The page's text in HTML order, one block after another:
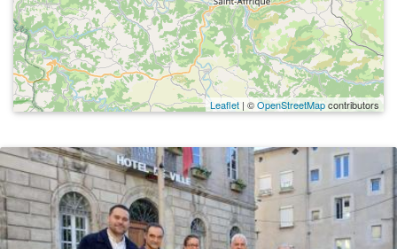
Leaflet | ©OpenStreetMapcontributors